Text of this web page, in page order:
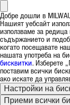
Добре дошли в
Нашият уебсайт
използваме за
съдържанието и
когато посещавате
нашата употреба на
бисквитки. Изберете
поставим всички
ако искате да
Настройки на
Приеми всички